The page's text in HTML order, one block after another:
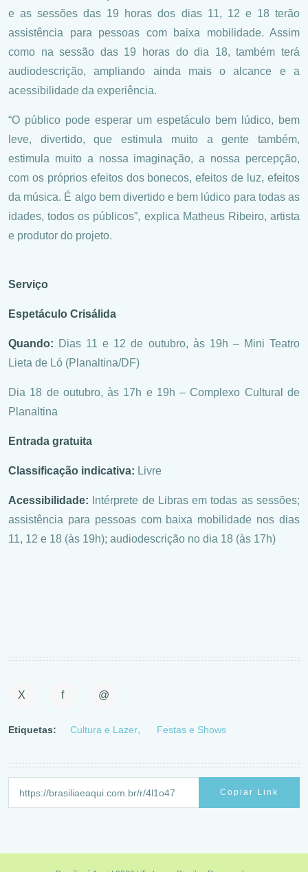
e as sessões das 19 horas dos dias 11, 12 e 18 terão
assistência para pessoas com baixa mobilidade. Assim
como na sessão das 19 horas do dia 18, também terá
audiodescrição, ampliando ainda mais o alcance e a
acessibilidade da experiência.
“O público pode esperar um espetáculo bem lúdico, bem
leve, divertido, que estimula muito a gente também,
estimula muito a nossa imaginação, a nossa percepção,
com os próprios efeitos dos bonecos, efeitos de luz, efeitos
da música. É algo bem divertido e bem lúdico para todas as
idades, todos os públicos”, explica Matheus Ribeiro, artista
e produtor do projeto.
Serviço
Espetáculo Crisálida
Quando: Dias 11 e 12 de outubro, às 19h – Mini Teatro
Lieta de Ló (Planaltina/DF)
Dia 18 de outubro, às 17h e 19h – Complexo Cultural de
Planaltina
Entrada gratuita
Classificação indicativa: Livre
Acessibilidade: Intérprete de Libras em todas as sessões;
assistência para pessoas com baixa mobilidade nos dias
11, 12 e 18 (às 19h); audiodescrição no dia 18 (às 17h)
X f @
Etiquetas: Cultura e Lazer Festas e Shows
Copiar Link